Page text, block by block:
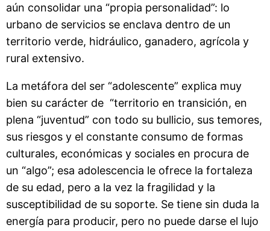
aún consolidar una “propia personalidad”: lo
urbano de servicios se enclava dentro de un
territorio verde, hidráulico, ganadero, agrícola y
rural extensivo.
La metáfora del ser “adolescente” explica muy
bien su carácter de “territorio en transición, en
plena “juventud” con todo su bullicio, sus temores,
sus riesgos y el constante consumo de formas
culturales, económicas y sociales en procura de
un “algo”; esa adolescencia le ofrece la fortaleza
de su edad, pero a la vez la fragilidad y la
susceptibilidad de su soporte. Se tiene sin duda la
energía para producir, pero no puede darse el lujo